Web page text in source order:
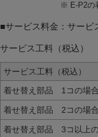
※ E-P2の
■サービス料金：サービ
サービス工料（税込）
サービス工料（税込）
着せ替え部品 1コの場合
着せ替え部品 2コの場合
着せ替え部品 3コ以上